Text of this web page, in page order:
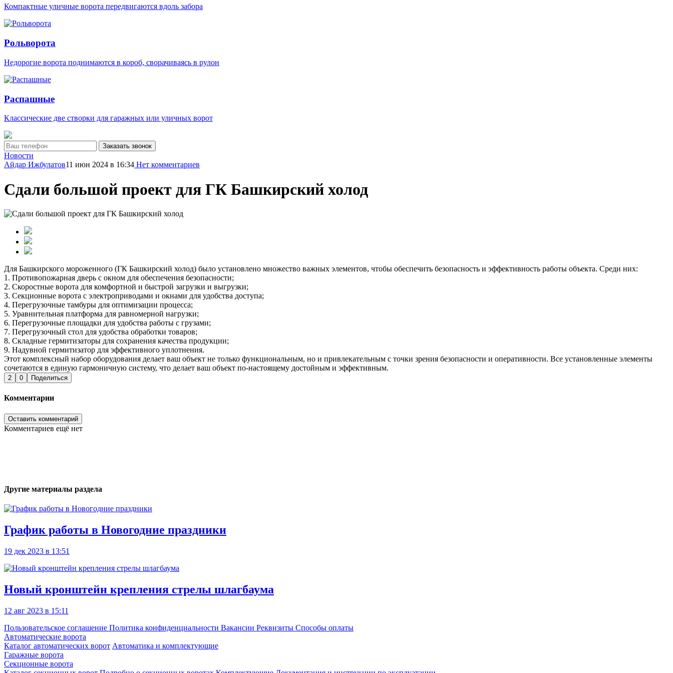
Компактные уличные ворота передвигаются вдоль забора
Рольворота
Недорогие ворота поднимаются в короб, сворачиваясь в рулон
Распашные
Классические две створки для гаражных или уличных ворот
Заказать звонок
Новости
Айдар Ижбулатов11 июн 2024 в 16:34 Нет комментариев
Сдали большой проект для ГК Башкирский холод
Для Башкирского мороженного (ГК Башкирский холод) было установлено множество важных элементов, чтобы обеспечить безопасность и эффективность работы объекта. Среди них:
1. Противопожарная дверь с окном для обеспечения безопасности;
2. Скоростные ворота для комфортной и быстрой загрузки и выгрузки;
3. Секционные ворота с электроприводами и окнами для удобства доступа;
4. Перегрузочные тамбуры для оптимизации процесса;
5. Уравнительная платформа для равномерной нагрузки;
6. Перегрузочные площадки для удобства работы с грузами;
7. Перегрузочный стол для удобства обработки товаров;
8. Складные гермитизаторы для сохранения качества продукции;
9. Надувной гермитизатор для эффективного уплотнения.
Этот комплексный набор оборудования делает ваш объект не только функциональным, но и привлекательным с точки зрения безопасности и оперативности. Все установленные элементы
сочетаются в единую гармоничную систему, что делает ваш объект по-настоящему достойным и эффективным.
2 0 Поделиться
Комментарии
Оставить комментарий
Комментариев ещё нет
Другие материалы раздела
График работы в Новогодние праздники
19 дек 2023 в 13:51
Новый кронштейн крепления стрелы шлагбаума
12 авг 2023 в 15:11
Пользовательское соглашение Политика конфиденциальности Вакансии Реквизиты Способы оплаты
Автоматические ворота
Каталог автоматических ворот Автоматика и комплектующие
Гаражные ворота
Секционные ворота